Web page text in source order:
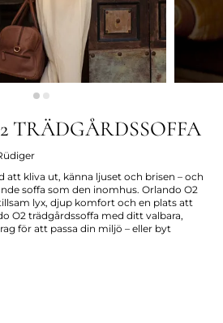
TRÄDGÅRDSSOFFA
att kliva ut, känna ljuset och brisen – och
soffa som den inomhus. Orlando O2
lyx, djup komfort och en plats att
O2 trädgårdssoffa med ditt valbara,
för att passa din miljö – eller byt